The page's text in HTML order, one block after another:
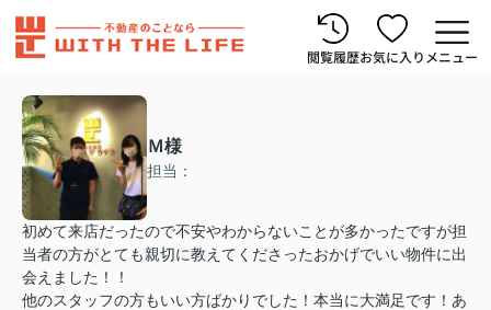
閲覧履歴お気に入り メニュー
Ｍ様
担当：
初めて来店だったので不安やわからないことが多かったですが担
当者の方がとても親切に教えてくださったおかげでいい物件に出
会えました！！
他のスタッフの方もいい方ばかりでした！本当に大満足です！あ